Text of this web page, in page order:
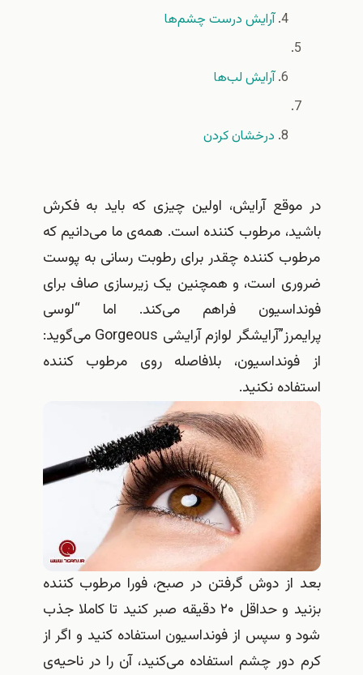
آرایش درست چشم‌ها
آرایش لب‌ها
درخشان کردن
در موقع آرایش، اولین چیزی که باید به فکرش
باشید، مرطوب کننده است. همه‌ی ما می‌دانیم که
مرطوب کننده چقدر برای رطوبت رسانی به پوست
ضروری است، و همچنین یک زیرسازی صاف برای
فونداسیون فراهم می‌کند. اما“لوسی
پرایمرز”آرایشگر لوازم آرایشی Gorgeous می‌گوید:
از فونداسیون، بلافاصله روی مرطوب کننده
استفاده نکنید.
بعد از دوش گرفتن در صبح، فورا مرطوب کننده
بزنید و حداقل ۲۰ دقیقه صبر کنید تا کاملا جذب
شود و سپس از فونداسیون استفاده کنید و اگر از
کرم دور چشم استفاده می‌کنید، آن را در ناحیه‌ی